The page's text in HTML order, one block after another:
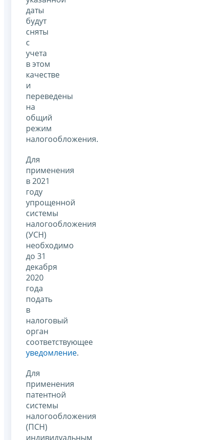
даты
будут
сняты
с
учета
в этом
качестве
и
переведены
на
общий
режим
налогообложения.
Для
применения
в 2021
году
упрощенной
системы
налогообложения
(УСН)
необходимо
до 31
декабря
2020
года
подать
в
налоговый
орган
соответствующее
уведомление.
Для
применения
патентной
системы
налогообложения
(ПСН)
индивидуальным